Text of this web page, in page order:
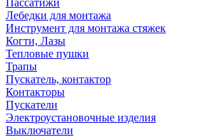
Пассатижи
Лебедки для монтажа
Инструмент для монтажа стяжек
Когти, Лазы
Тепловые пушки
Трапы
Пускатель, контактор
Контакторы
Пускатели
Электроустановочные изделия
Выключатели